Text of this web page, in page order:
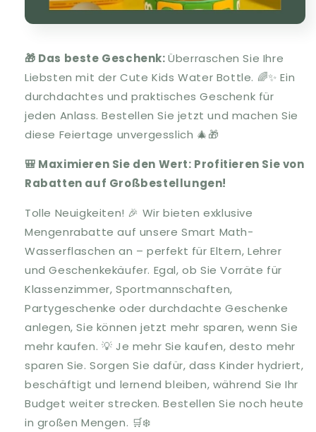
🎁 Das beste Geschenk:Überraschen Sie Ihre
Liebsten mit der Cute Kids Water Bottle. 🌈✨ Ein
durchdachtes und praktisches Geschenk für
jeden Anlass. Bestellen Sie jetzt und machen Sie
diese Feiertage unvergesslich 🎄🎁
🎒 Maximieren Sie den Wert: Profitieren Sie von
Rabatten auf Großbestellungen!
Tolle Neuigkeiten! 🎉 Wir bieten exklusive
Mengenrabatte auf unsere Smart Math-
Wasserflaschen an – perfekt für Eltern, Lehrer
und Geschenkekäufer. Egal, ob Sie Vorräte für
Klassenzimmer, Sportmannschaften,
Partygeschenke oder durchdachte Geschenke
anlegen, Sie können jetzt mehr sparen, wenn Sie
mehr kaufen. 💡 Je mehr Sie kaufen, desto mehr
sparen Sie. Sorgen Sie dafür, dass Kinder hydriert,
beschäftigt und lernend bleiben, während Sie Ihr
Budget weiter strecken. Bestellen Sie noch heute
in großen Mengen. 🛒❄️